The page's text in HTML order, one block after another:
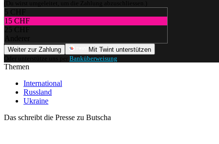
(Du wirst umgeleitet, um die Zahlung abzuschliessen.)
5 CHF
15 CHF
25 CHF
Anderer
Weiter zur Zahlung
Mit Twint unterstützen
Oder unterstütze uns per Banküberweisung
Themen
International
Russland
Ukraine
Das schreibt die Presse zu Butscha